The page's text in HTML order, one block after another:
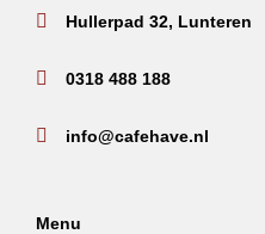
Hullerpad 32, Lunteren
0318 488 188
info@cafehave.nl
Menu